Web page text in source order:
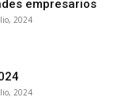
empresarios
2024
2024